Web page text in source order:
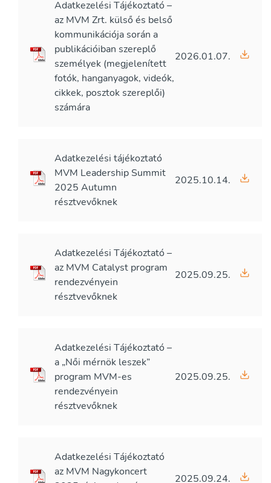
Adatkezelési Tájékoztató –
az MVM Zrt. külső és belső
kommunikációja során a
publikációiban szereplő
személyek (megjelenített
fotók, hanganyagok, videók,
cikkek, posztok szereplői)
számára
2026.01.07.
Adatkezelési tájékoztató
MVM Leadership Summit
2025 Autumn
résztvevőknek
2025.10.14.
Adatkezelési Tájékoztató –
az MVM Catalyst program
rendezvényein
résztvevőknek
2025.09.25.
Adatkezelési Tájékoztató –
a „Női mérnök leszek”
program MVM-es
rendezvényein
résztvevőknek
2025.09.25.
Adatkezelési Tájékoztató
az MVM Nagykoncert
2025.09.24.